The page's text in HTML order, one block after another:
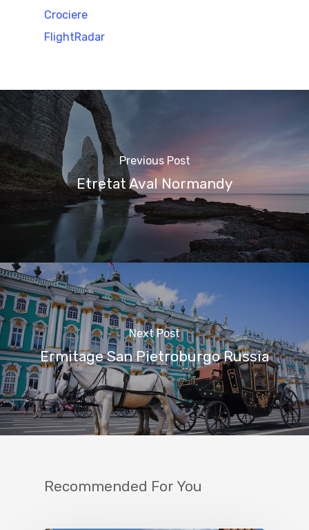
Crociere
FlightRadar
Previous Post
Etretat Aval Normandy
Next Post
Ermitage San Pietroburgo Russia
Recommended For You